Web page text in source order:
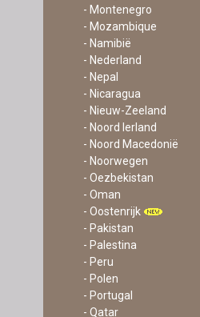
- Montenegro
- Mozambique
- Namibië
- Nederland
- Nepal
- Nicaragua
- Nieuw-Zeeland
- Noord Ierland
- Noord Macedonië
- Noorwegen
- Oezbekistan
- Oman
- Oostenrijk
- Pakistan
- Palestina
- Peru
- Polen
- Portugal
- Qatar